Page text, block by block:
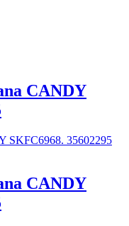
CANDY
CANDY